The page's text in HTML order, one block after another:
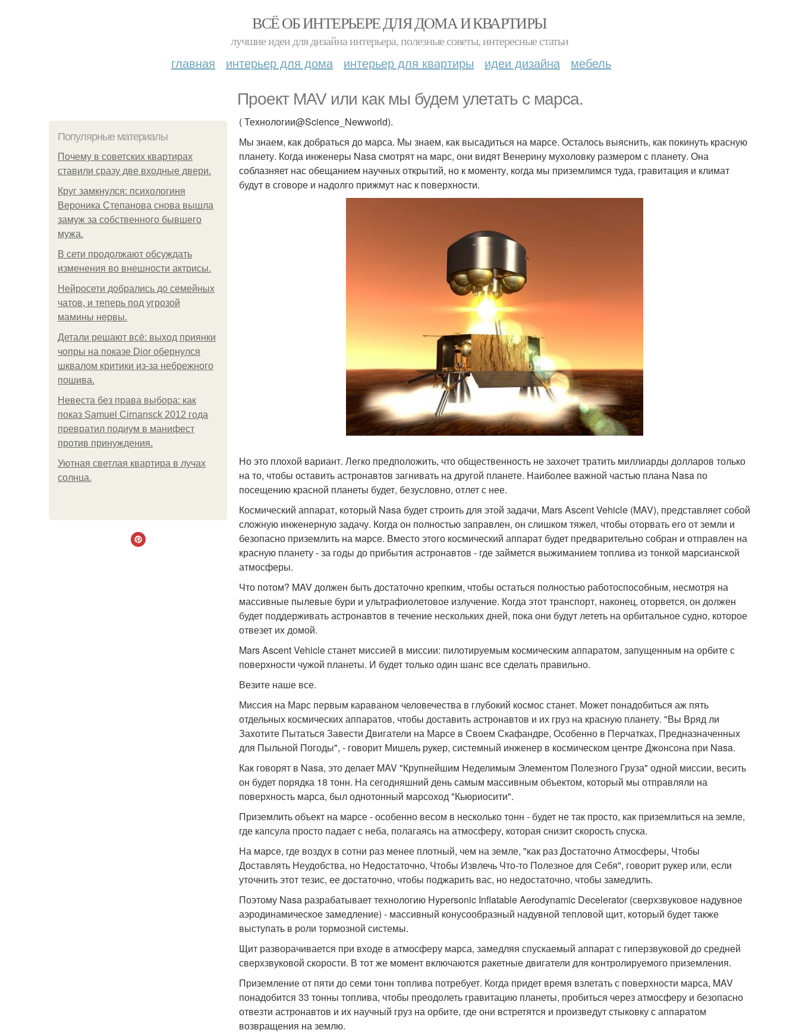
ВСЁ ОБ ИНТЕРЬЕРЕ ДЛЯ ДОМА И КВАРТИРЫ
лучшие идеи для дизайна интерьера, полезные советы, интересные статьи
главная интерьер для дома интерьер для квартиры идеи дизайна мебель
Проект MAV или как мы будем улетать с марса.
Популярные материалы
Почему в советских квартирах
ставили сразу две входные двери.
Круг замкнулся: психологиня
Вероника Степанова снова вышла
замуж за собственного бывшего
мужа.
В сети продолжают обсуждать
изменения во внешности актрисы.
Нейросети добрались до семейных
чатов, и теперь под угрозой
мамины нервы.
Детали решают всё: выход приянки
чопры на показе Dior обернулся
шквалом критики из-за небрежного
пошива.
Невеста без права выбора: как
показ Samuel Cirnansck 2012 года
превратил подиум в манифест
против принуждения.
Уютная светлая квартира в лучах
солнца.
( Технологии@Science_Newworld).
Мы знаем, как добраться до марса. Мы знаем, как высадиться на марсе. Осталось выяснить, как покинуть красную
планету. Когда инженеры Nasa смотрят на марс, они видят Венерину мухоловку размером с планету. Она
соблазняет нас обещанием научных открытий, но к моменту, когда мы приземлимся туда, гравитация и климат
будут в сговоре и надолго прижмут нас к поверхности.
Но это плохой вариант. Легко предположить, что общественность не захочет тратить миллиарды долларов только
на то, чтобы оставить астронавтов загнивать на другой планете. Наиболее важной частью плана Nasa по
посещению красной планеты будет, безусловно, отлет с нее.
Космический аппарат, который Nasa будет строить для этой задачи, Mars Ascent Vehicle (MAV), представляет собой
сложную инженерную задачу. Когда он полностью заправлен, он слишком тяжел, чтобы оторвать его от земли и
безопасно приземлить на марсе. Вместо этого космический аппарат будет предварительно собран и отправлен на
красную планету - за годы до прибытия астронавтов - где займется выжиманием топлива из тонкой марсианской
атмосферы.
Что потом? MAV должен быть достаточно крепким, чтобы остаться полностью работоспособным, несмотря на
массивные пылевые бури и ультрафиолетовое излучение. Когда этот транспорт, наконец, оторвется, он должен
будет поддерживать астронавтов в течение нескольких дней, пока они будут лететь на орбитальное судно, которое
отвезет их домой.
Mars Ascent Vehicle станет миссией в миссии: пилотируемым космическим аппаратом, запущенным на орбите с
поверхности чужой планеты. И будет только один шанс все сделать правильно.
Везите наше все.
Миссия на Марс первым караваном человечества в глубокий космос станет. Может понадобиться аж пять
отдельных космических аппаратов, чтобы доставить астронавтов и их груз на красную планету. "Вы Вряд ли
Захотите Пытаться Завести Двигатели на Марсе в Своем Скафандре, Особенно в Перчатках, Предназначенных
для Пыльной Погоды", - говорит Мишель рукер, системный инженер в космическом центре Джонсона при Nasa.
Как говорят в Nasa, это делает MAV "Крупнейшим Неделимым Элементом Полезного Груза" одной миссии, весить
он будет порядка 18 тонн. На сегодняшний день самым массивным объектом, который мы отправляли на
поверхность марса, был однотонный марсоход "Кьюриосити".
Приземлить объект на марсе - особенно весом в несколько тонн - будет не так просто, как приземлиться на земле,
где капсула просто падает с неба, полагаясь на атмосферу, которая снизит скорость спуска.
На марсе, где воздух в сотни раз менее плотный, чем на земле, "как раз Достаточно Атмосферы, Чтобы
Доставлять Неудобства, но Недостаточно, Чтобы Извлечь Что-то Полезное для Себя", говорит рукер или, если
уточнить этот тезис, ее достаточно, чтобы поджарить вас, но недостаточно, чтобы замедлить.
Поэтому Nasa разрабатывает технологию Hypersonic Inflatable Aerodynamic Decelerator (сверхзвуковое надувное
аэродинамическое замедление) - массивный конусообразный надувной тепловой щит, который будет также
выступать в роли тормозной системы.
Щит разворачивается при входе в атмосферу марса, замедляя спускаемый аппарат с гиперзвуковой до средней
сверхзвуковой скорости. В тот же момент включаются ракетные двигатели для контролируемого приземления.
Приземление от пяти до семи тонн топлива потребует. Когда придет время взлетать с поверхности марса, MAV
понадобится 33 тонны топлива, чтобы преодолеть гравитацию планеты, пробиться через атмосферу и безопасно
отвезти астронавтов и их научный груз на орбите, где они встретятся и произведут стыковку с аппаратом
возвращения на землю.